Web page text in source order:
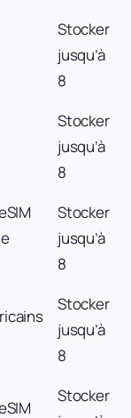
Stocker
jusqu’à
8
Stocker
jusqu’à
8
Stocker
jusqu’à
8
Stocker
jusqu’à
8
Stocker